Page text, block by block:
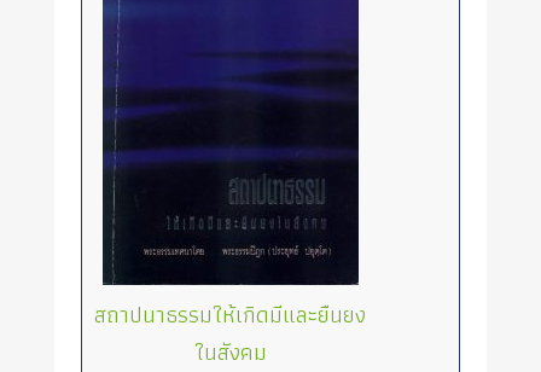
สถาปนาธรรมให้เกิดมีและยืนยง
ในสังคม